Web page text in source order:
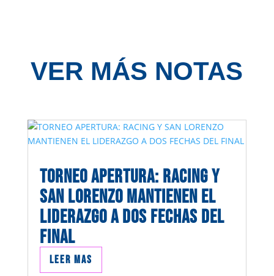
VER MÁS NOTAS
TORNEO APERTURA: RACING Y
SAN LORENZO MANTIENEN EL
LIDERAZGO A DOS FECHAS DEL
FINAL
Leer mas